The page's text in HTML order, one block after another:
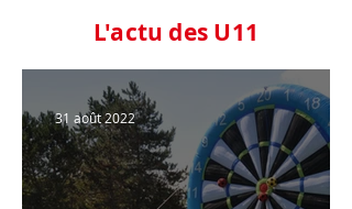
L'actu des U11
31 août 2022